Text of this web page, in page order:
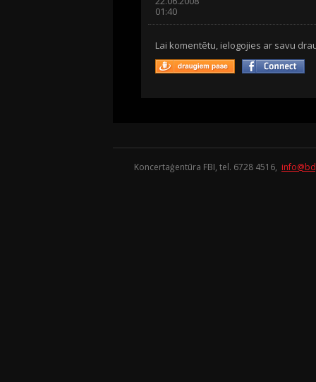
01:40
Lai komentētu, ielogojies ar savu
Koncertaģentūra FBI, tel. 6728 4516,